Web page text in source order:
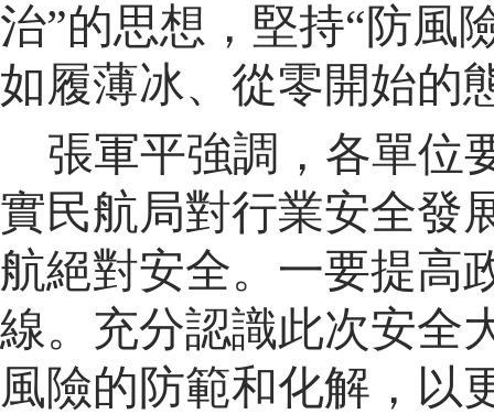
治”的思想，堅持“防風
如履薄冰、從零開始的
張軍平強調，各單位
實民航局對行業安全發
航絕對安全。一要提高
線。充分認識此次安全
風險的防範和化解，以